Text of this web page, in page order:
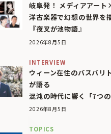
岐阜発！ メディアアー
洋古楽器で幻想の世界を
『夜叉が池物語』
2026年8月5日
INTERVIEW
ウィーン在住のバスバリ
が語る
混沌の時代に響く「7つの
2026年8月5日
TOPICS